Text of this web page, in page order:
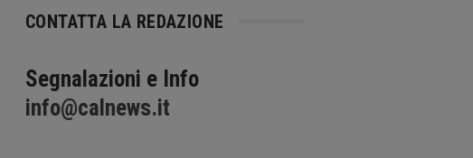
CONTATTA LA REDAZIONE
Segnalazioni e Info
info@calnews.it